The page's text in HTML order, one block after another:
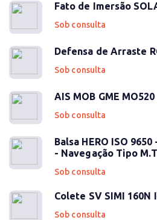
Fato de Imersão
Sob consulta
Defensa de Arraste
Sob consulta
AIS MOB GME MO520
Sob consulta
Balsa HERO ISO
- Navegação Tipo
Sob consulta
Colete SV SIMI 160N
Sob consulta